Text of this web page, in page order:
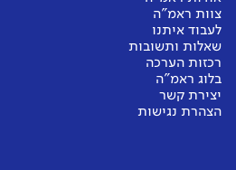
צוות ראמ"ה
לעבוד איתנו
שאלות ותשובות
רכזות הערכה
בלוג ראמ"ה
יצירת קשר
הצהרת נגישות